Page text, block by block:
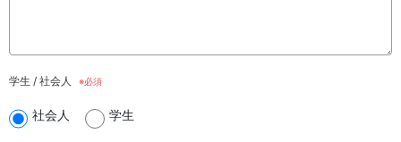
学生 / 社会人
社会人 学生